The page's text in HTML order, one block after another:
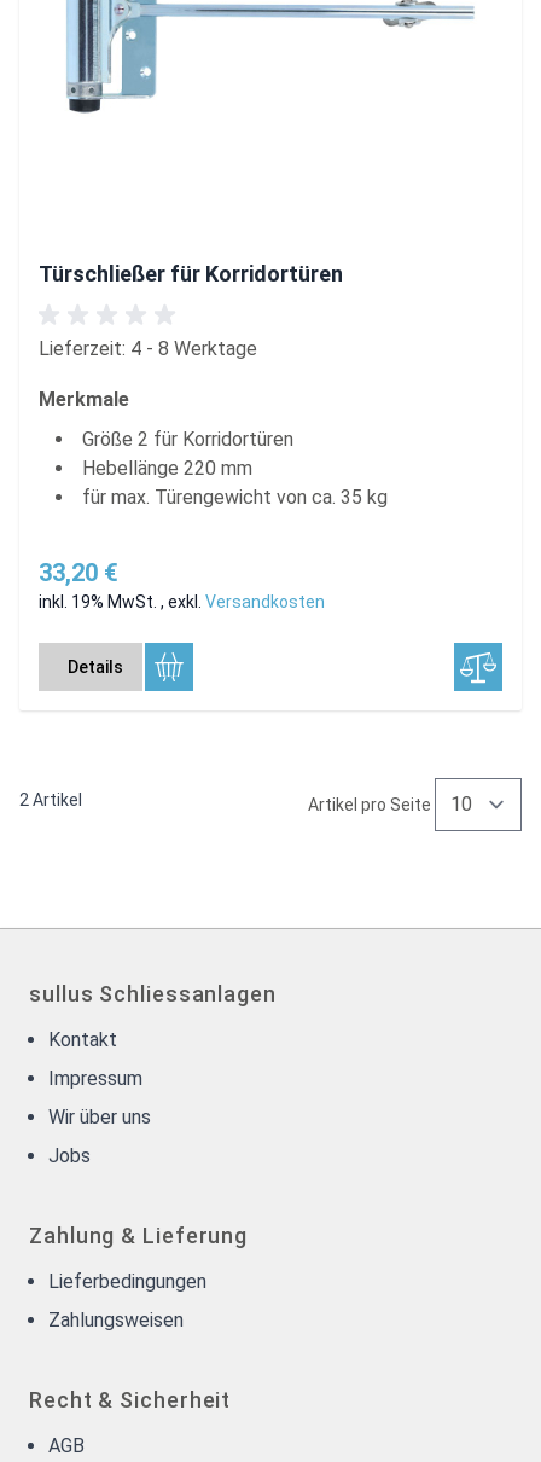
Türschließer für Korridortüren
Lieferzeit: 4 - 8 Werktage
Merkmale
Größe 2 für Korridortüren
Hebellänge 220 mm
für max. Türengewicht von ca. 35 kg
33,20 €
inkl. 19% MwSt. , exkl. Versandkosten
Details
2 Artikel Artikel pro Seite
sullus Schliessanlagen
Kontakt
Impressum
Wir über uns
Jobs
Zahlung & Lieferung
Lieferbedingungen
Zahlungsweisen
Recht & Sicherheit
AGB